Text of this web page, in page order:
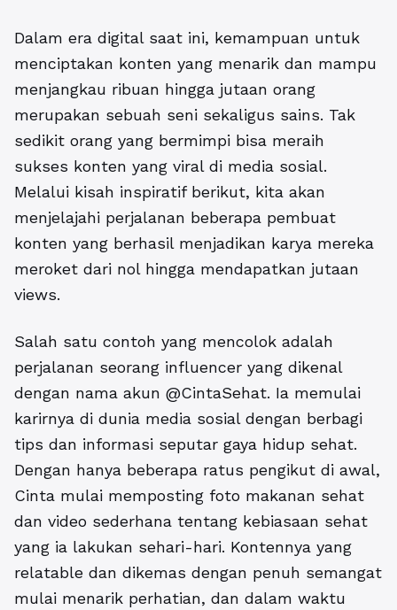
Dalam era digital saat ini, kemampuan untuk
menciptakan konten yang menarik dan mampu
menjangkau ribuan hingga jutaan orang
merupakan sebuah seni sekaligus sains. Tak
sedikit orang yang bermimpi bisa meraih
sukses konten yang viral di media sosial.
Melalui kisah inspiratif berikut, kita akan
menjelajahi perjalanan beberapa pembuat
konten yang berhasil menjadikan karya mereka
meroket dari nol hingga mendapatkan jutaan
views.
Salah satu contoh yang mencolok adalah
perjalanan seorang influencer yang dikenal
dengan nama akun @CintaSehat. Ia memulai
karirnya di dunia media sosial dengan berbagi
tips dan informasi seputar gaya hidup sehat.
Dengan hanya beberapa ratus pengikut di awal,
Cinta mulai memposting foto makanan sehat
dan video sederhana tentang kebiasaan sehat
yang ia lakukan sehari-hari. Kontennya yang
relatable dan dikemas dengan penuh semangat
mulai menarik perhatian, dan dalam waktu